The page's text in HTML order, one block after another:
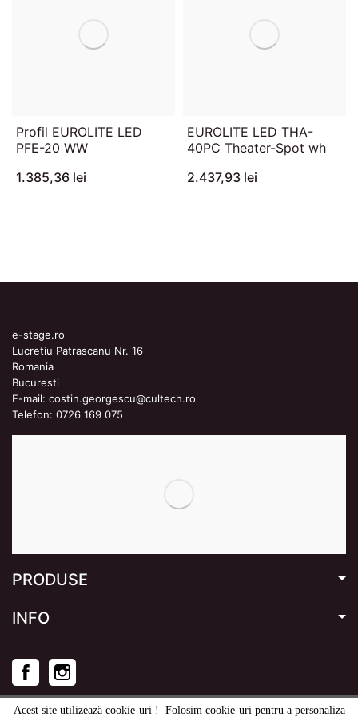
Acest site utilizează cookie-uri ! Folosim cookie-uri pentru a personaliza
Profil EUROLITE LED
PFE-20 WW
1.385,36 lei
EUROLITE LED THA-
40PC Theater-Spot wh
2.437,93 lei
e-stage.ro
Lucretiu Patrascanu Nr. 16
Romania
Bucuresti
E-mail: costin.georgescu@cultech.ro
Telefon: 0726 169 075
PRODUSE
INFO
Facebook